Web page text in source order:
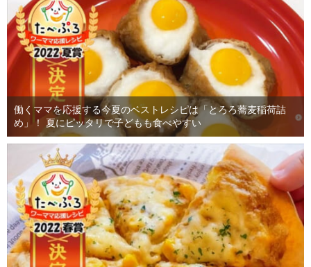
働くママを応援する今夏のベストレシピは「とろろ蕎麦稲荷詰
め」！ 夏にピッタリで子どもも食べやすい